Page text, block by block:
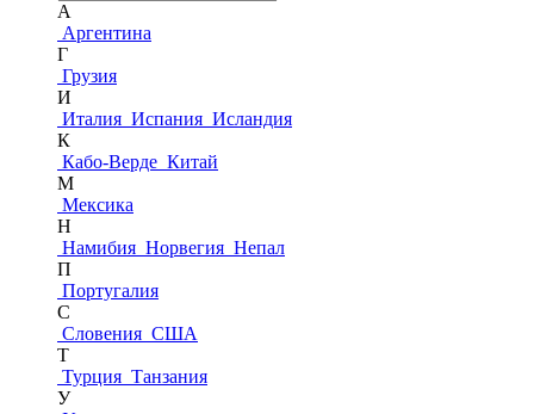
А
Аргентина
Г
Грузия
И
Италия Испания Исландия
К
Кабо-Верде Китай
М
Мексика
Н
Намибия Норвегия Непал
П
Португалия
С
Словения США
Т
Турция Танзания
У